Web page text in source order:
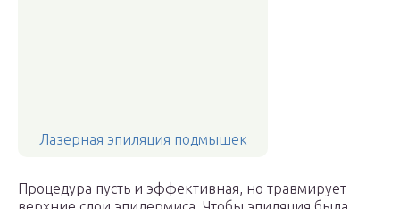
Лазерная эпиляция подмышек
Процедура пусть и эффективная, но травмирует